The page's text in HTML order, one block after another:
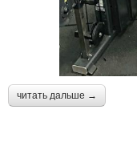
читать дальше →